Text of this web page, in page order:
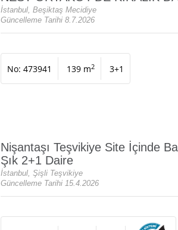
İstanbul, Beşiktaş Mecidiye
Güncelleme Tarihi 8.7.2026
No: 473941 139 m2 3+1
Nişantaşı Teşvikiye Site İçinde
Şık 2+1 Daire
İstanbul, Şişli Teşvikiye
Güncelleme Tarihi 15.4.2026